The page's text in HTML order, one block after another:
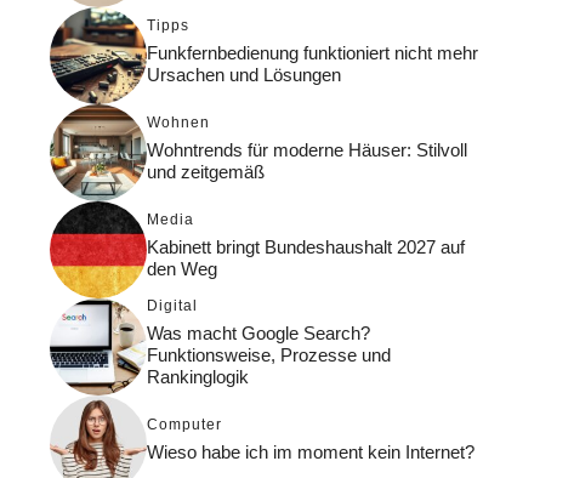
Tipps
Funkfernbedienung funktioniert nicht mehr
Ursachen und Lösungen
Wohnen
Wohntrends für moderne Häuser: Stilvoll
und zeitgemäß
Media
Kabinett bringt Bundeshaushalt 2027 auf
den Weg
Digital
Was macht Google Search?
Funktionsweise, Prozesse und
Rankinglogik
Computer
Wieso habe ich im moment kein Internet?